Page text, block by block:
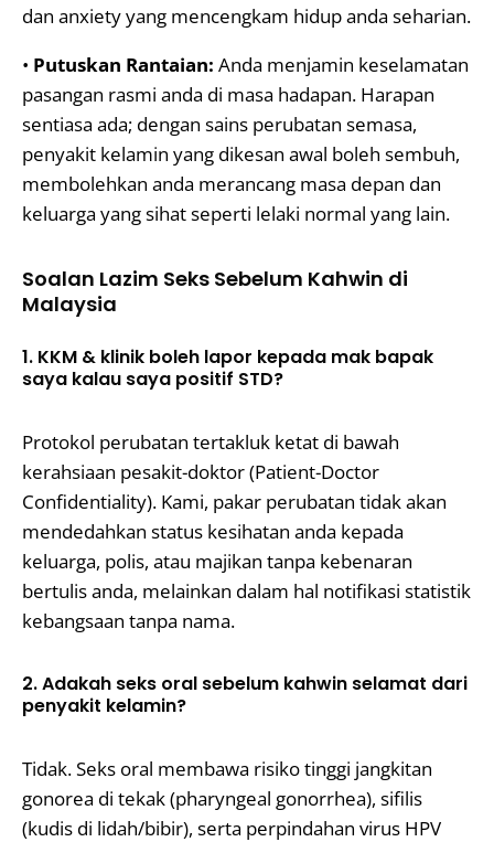
dan anxiety yang mencengkam hidup anda seharian.
• Putuskan Rantaian: Anda menjamin keselamatan
pasangan rasmi anda di masa hadapan. Harapan
sentiasa ada; dengan sains perubatan semasa,
penyakit kelamin yang dikesan awal boleh sembuh,
membolehkan anda merancang masa depan dan
keluarga yang sihat seperti lelaki normal yang lain.
Soalan Lazim Seks Sebelum Kahwin di
Malaysia
1. KKM & klinik boleh lapor kepada mak bapak
saya kalau saya positif STD?
Protokol perubatan tertakluk ketat di bawah
kerahsiaan pesakit-doktor (Patient-Doctor
Confidentiality). Kami, pakar perubatan tidak akan
mendedahkan status kesihatan anda kepada
keluarga, polis, atau majikan tanpa kebenaran
bertulis anda, melainkan dalam hal notifikasi statistik
kebangsaan tanpa nama.
2. Adakah seks oral sebelum kahwin selamat dari
penyakit kelamin?
Tidak. Seks oral membawa risiko tinggi jangkitan
gonorea di tekak (pharyngeal gonorrhea), sifilis
(kudis di lidah/bibir), serta perpindahan virus HPV